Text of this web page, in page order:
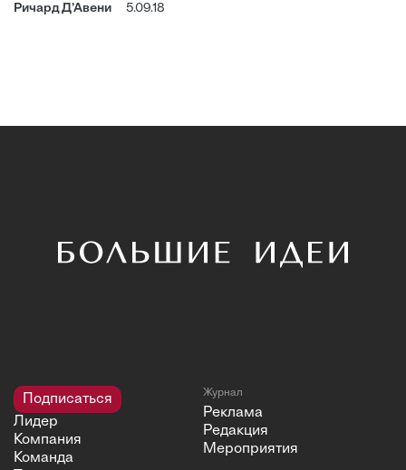
Ричард Д’Авени 5.09.18
Подписаться
Лидер
Компания
Команда
Журнал
Реклама
Редакция
Мероприятия